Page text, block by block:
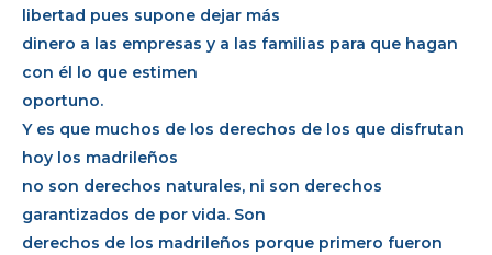
libertad pues supone dejar más
dinero a las empresas y a las familias para que hagan
con él lo que estimen
oportuno.
Y es que muchos de los derechos de los que disfrutan
hoy los madrileños
no son derechos naturales, ni son derechos
garantizados de por vida. Son
derechos de los madrileños porque primero fueron